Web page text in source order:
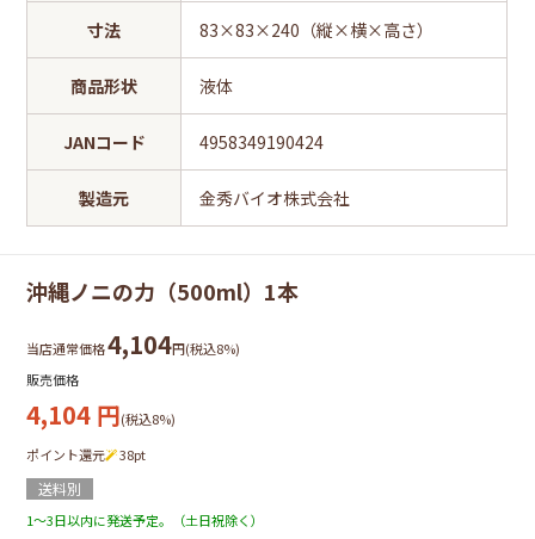
寸法 83×83×240（縦×横×高さ）
商品形状 液体
JANコード 4958349190424
製造元 金秀バイオ株式会社
沖縄ノニの力（500ml）1本
当店通常価格4,104円(税込8%)
販売価格
4,104 円(税込8%)
ポイント還元
38pt
送料別
1～3日以内に発送予定。（土日祝除く）